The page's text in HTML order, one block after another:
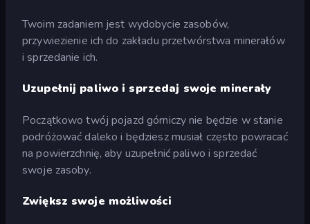
Twoim zadaniem jest wydobycie zasobów,
przywiezienie ich do zakładu przetwórstwa minerałów
i sprzedanie ich.
Uzupełnij paliwo i sprzedaj swoje minerały
Początkowo twój pojazd górniczy nie będzie w stanie
podróżować daleko i będziesz musiał często powracać
na powierzchnię, aby uzupełnić paliwo i sprzedać
swoje zasoby.
Zwiększ swoje możliwości